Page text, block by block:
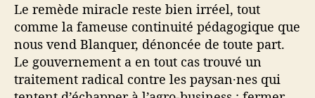
n
a
u
x
,
c
Le remède miracle reste bien irréel, tout
comme la fameuse continuité pédagogique que
nous vend Blanquer, dénoncée de toute part.
Le gouvernement a en tout cas trouvé un
traitement radical contre les paysan·nes qui